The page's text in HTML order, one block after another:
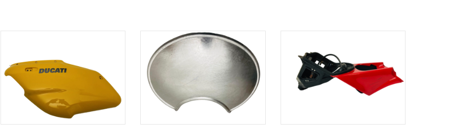
AGGIUNGI AL
AGGIUNGI AL
CARRELLO